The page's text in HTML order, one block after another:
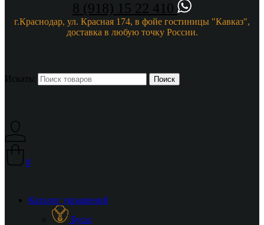
8 (918) 15 22 410
г.Краснодар, ул. Красная 174, в фойе гостиницы "Кавказ",
доставка в любую точку России.
Искать:
0
Каталог украшений
Бусы